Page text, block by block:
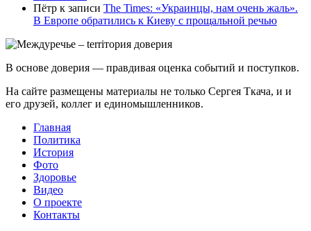
Пётр к записи Тhe Times: «Украинцы, нам очень жаль».
В Европе обратились к Киеву с прощальной речью
В основе доверия — правдивая оценка событий и поступков.
На сайте размещены материалы не только Сергея Ткача, и и
его друзей, коллег и единомышленников.
Главная
Политика
История
Фото
Здоровье
Видео
О проекте
Контакты